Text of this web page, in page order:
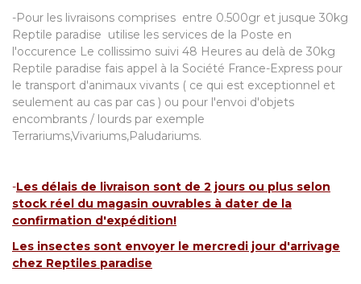
-Pour les livraisons comprises entre 0.500gr et jusque 30kg
Reptile paradise utilise les services de la Poste en
l'occurence Le collissimo suivi 48 Heures au delà de 30kg
Reptile paradise fais appel à la Société France-Express pour
le transport d'animaux vivants ( ce qui est exceptionnel et
seulement au cas par cas ) ou pour l'envoi d'objets
encombrants / lourds par exemple
Terrariums,Vivariums,Paludariums.
-Les délais de livraison sont de 2 jours ou plus selon
stock réel du magasin ouvrables à dater de la
confirmation d'expédition!
Les insectes sont envoyer le mercredi jour d'arrivage
chez Reptiles paradise